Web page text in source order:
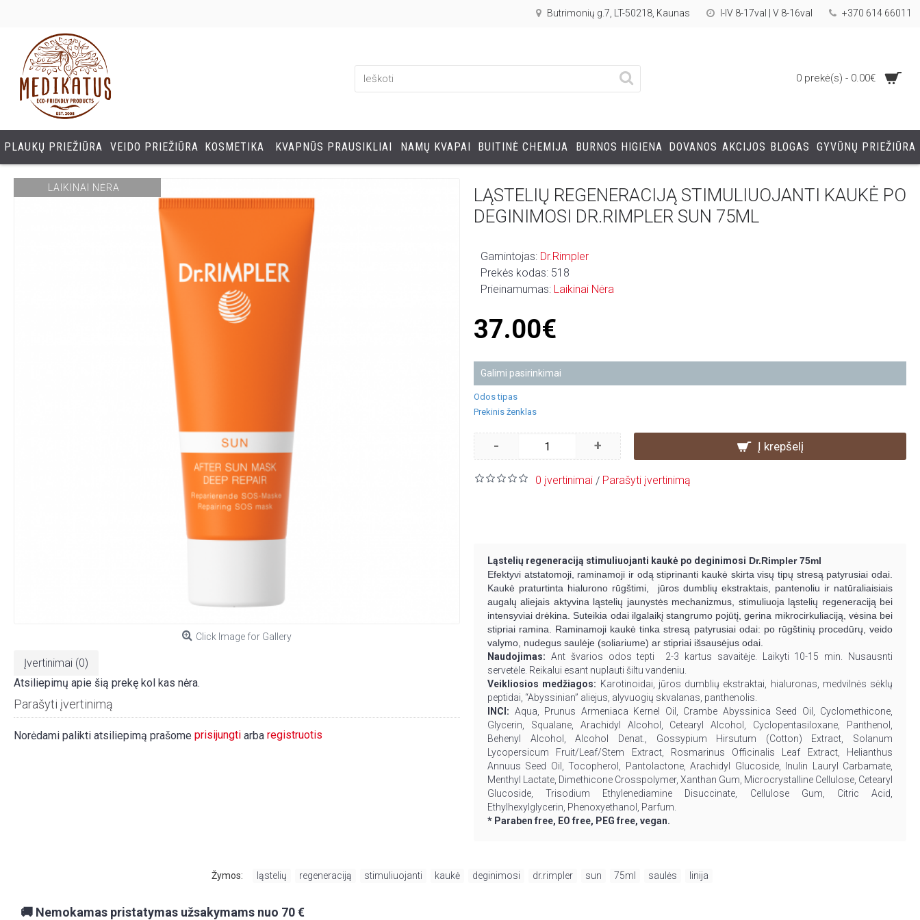
Butrimonių g.7, LT-50218, Kaunas I-IV 8-17val | V 8-16val +370 614 66011
0 prekė(s) - 0.00€
PLAUKŲ PRIEŽIŪRA VEIDO PRIEŽIŪRA KOSMETIKA KVAPNŪS PRAUSIKLIAI NAMŲ KVAPAI BUITINĖ CHEMIJA BURNOS HIGIENA DOVANOS AKCIJOS BLOGAS GYVŪNŲ PRIEŽIŪRA
LAIKINAI NĖRA
Click Image for Gallery
Įvertinimai (0)
Atsiliepimų apie šią prekę kol kas nėra.
Parašyti įvertinimą
Norėdami palikti atsiliepimą prašome prisijungti arba registruotis
LĄSTELIŲ REGENERACIJĄ STIMULIUOJANTI KAUKĖ PO
DEGINIMOSI DR.RIMPLER SUN 75ML
Gamintojas: Dr.Rimpler
Prekės kodas: 518
Prieinamumas: Laikinai Nėra
37.00€
Galimi pasirinkimai
Odos tipas
Prekinis ženklas
- + Į krepšelį
0 įvertinimai / Parašyti įvertinimą
Ląstelių regeneraciją stimuliuojanti kaukė po deginimosi Dr.Rimpler 75ml
Efektyvi atstatomoji, raminamoji ir odą stiprinanti kaukė skirta visų tipų stresą patyrusiai odai.
Kaukė praturtinta hialurono rūgštimi, jūros dumblių ekstraktais, pantenoliu ir natūraliaisiais
augalų aliejais aktyvina ląstelių jaunystės mechanizmus, stimuliuoja ląstelių regeneraciją bei
intensyviai drėkina. Suteikia odai ilgalaikį stangrumo pojūtį, gerina mikrocirkuliaciją, vėsina bei
stipriai ramina. Raminamoji kaukė tinka stresą patyrusiai odai: po rūgštinių procedūrų, veido
valymo, nudegus saulėje (soliariume) ar stipriai išsausėjus odai.
Naudojimas: Ant švarios odos tepti 2-3 kartus savaitėje. Laikyti 10-15 min. Nusausnti
servetėle. Reikalui esant nuplauti šiltu vandeniu.
Veikliosios medžiagos: Karotinoidai, jūros dumblių ekstraktai, hialuronas, medvilnės sėklų
peptidai, “Abyssinian” aliejus, alyvuogių skvalanas, panthenolis.
INCI: Aqua, Prunus Armeniaca Kernel Oil, Crambe Abyssinica Seed Oil, Cyclomethicone,
Glycerin, Squalane, Arachidyl Alcohol, Cetearyl Alcohol, Cyclopentasiloxane, Panthenol,
Behenyl Alcohol, Alcohol Denat., Gossypium Hirsutum (Cotton) Extract, Solanum
Lycopersicum Fruit/Leaf/Stem Extract, Rosmarinus Officinalis Leaf Extract, Helianthus
Annuus Seed Oil, Tocopherol, Pantolactone, Arachidyl Glucoside, Inulin Lauryl Carbamate,
Menthyl Lactate, Dimethicone Crosspolymer, Xanthan Gum, Microcrystalline Cellulose, Cetearyl
Glucoside, Trisodium Ethylenediamine Disuccinate, Cellulose Gum, Citric Acid,
Ethylhexylglycerin, Phenoxyethanol, Parfum.
* Paraben free, EO free, PEG free, vegan.
Žymos: ląstelių regeneraciją stimuliuojanti kaukė deginimosi dr.rimpler sun 75ml saulės linija
🚚 Nemokamas pristatymas užsakymams nuo 70 €